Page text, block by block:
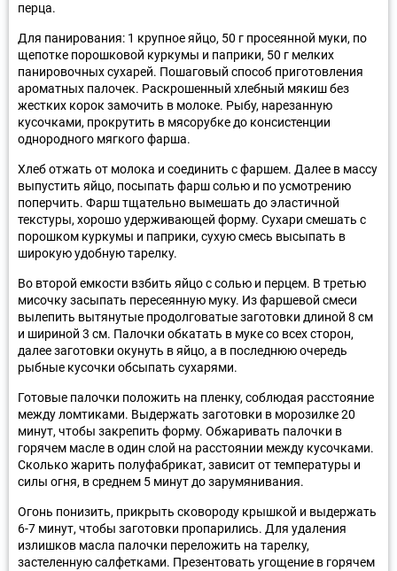
перца.
Для панирования: 1 крупное яйцо, 50 г просеянной муки, по
щепотке порошковой куркумы и паприки, 50 г мелких
панировочных сухарей. Пошаговый способ приготовления
ароматных палочек. Раскрошенный хлебный мякиш без
жестких корок замочить в молоке. Рыбу, нарезанную
кусочками, прокрутить в мясорубке до консистенции
однородного мягкого фарша.
Хлеб отжать от молока и соединить с фаршем. Далее в массу
выпустить яйцо, посыпать фарш солью и по усмотрению
поперчить. Фарш тщательно вымешать до эластичной
текстуры, хорошо удерживающей форму. Сухари смешать с
порошком куркумы и паприки, сухую смесь высыпать в
широкую удобную тарелку.
Во второй емкости взбить яйцо с солью и перцем. В третью
мисочку засыпать пересеянную муку. Из фаршевой смеси
вылепить вытянутые продолговатые заготовки длиной 8 см
и шириной 3 см. Палочки обкатать в муке со всех сторон,
далее заготовки окунуть в яйцо, а в последнюю очередь
рыбные кусочки обсыпать сухарями.
Готовые палочки положить на пленку, соблюдая расстояние
между ломтиками. Выдержать заготовки в морозилке 20
минут, чтобы закрепить форму. Обжаривать палочки в
горячем масле в один слой на расстоянии между кусочками.
Сколько жарить полуфабрикат, зависит от температуры и
силы огня, в среднем 5 минут до зарумянивания.
Огонь понизить, прикрыть сковороду крышкой и выдержать
6-7 минут, чтобы заготовки пропарились. Для удаления
излишков масла палочки переложить на тарелку,
застеленную салфетками. Презентовать угощение в горячем